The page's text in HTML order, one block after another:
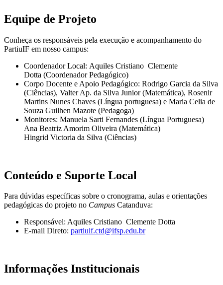
Equipe de Projeto
Conheça os responsáveis pela execução e acompanhamento do
PartiuIF em nosso campus:
Coordenador Local: Aquiles Cristiano Clemente
Dotta (Coordenador Pedagógico)
Corpo Docente e Apoio Pedagógico: Rodrigo Garcia da Silva
(Ciências), Valter Ap. da Silva Junior (Matemática), Rosenir
Martins Nunes Chaves (Língua portuguesa) e Maria Celia de
Souza Guilhen Mazote (Pedagoga)
Monitores: Manuela Sarti Fernandes (Língua Portuguesa)
Ana Beatriz Amorim Oliveira (Matemática)
Hingrid Victoria da Silva (Ciências)
Conteúdo e Suporte Local
Para dúvidas específicas sobre o cronograma, aulas e orientações
pedagógicas do projeto no Campus Catanduva:
Responsável: Aquiles Cristiano Clemente Dotta
E-mail Direto: partiuif.ctd@ifsp.edu.br
Informações Institucionais